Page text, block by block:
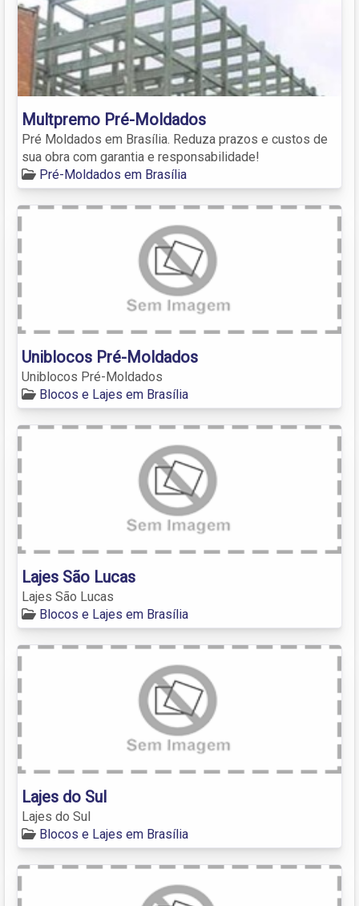
Multpremo Pré-Moldados
Pré Moldados em Brasília. Reduza prazos e custos de
sua obra com garantia e responsabilidade!
Pré-Moldados em Brasília
Uniblocos Pré-Moldados
Uniblocos Pré-Moldados
Blocos e Lajes em Brasília
Lajes São Lucas
Lajes São Lucas
Blocos e Lajes em Brasília
Lajes do Sul
Lajes do Sul
Blocos e Lajes em Brasília